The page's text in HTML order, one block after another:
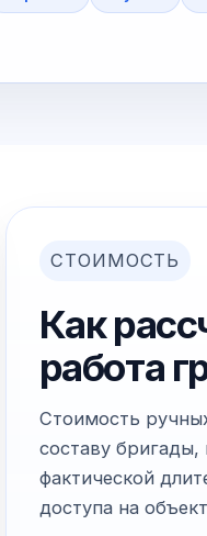
СТОИМОСТЬ
Как
работа
Стоимость
составу
фактической
доступа на